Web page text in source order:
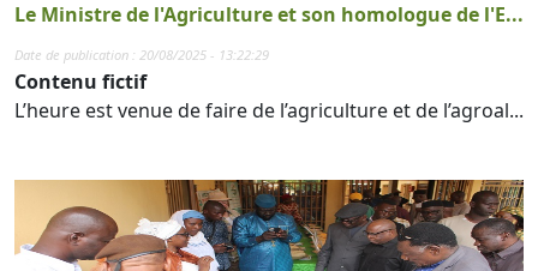
Le Ministre de l'Agriculture et son homologue de l'E...
Date de publication : 20/08/2025 - 13:22:29
Contenu fictif
L’heure est venue de faire de l’agriculture et de l’agroal...